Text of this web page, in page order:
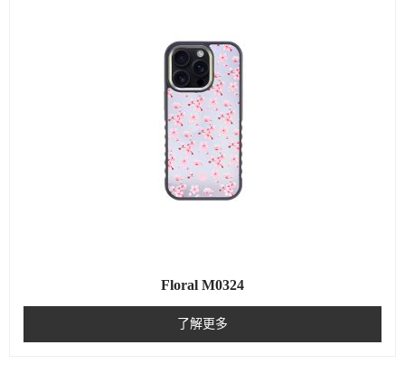
Floral M0324
了解更多